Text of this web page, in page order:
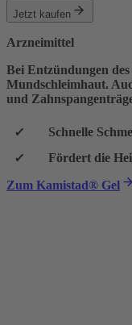
Jetzt kaufen
Arzneimittel
Bei Entzündungen
Mundschleimhaut.
und
Schnelle
Fördert die
Zum Kamistad® Gel